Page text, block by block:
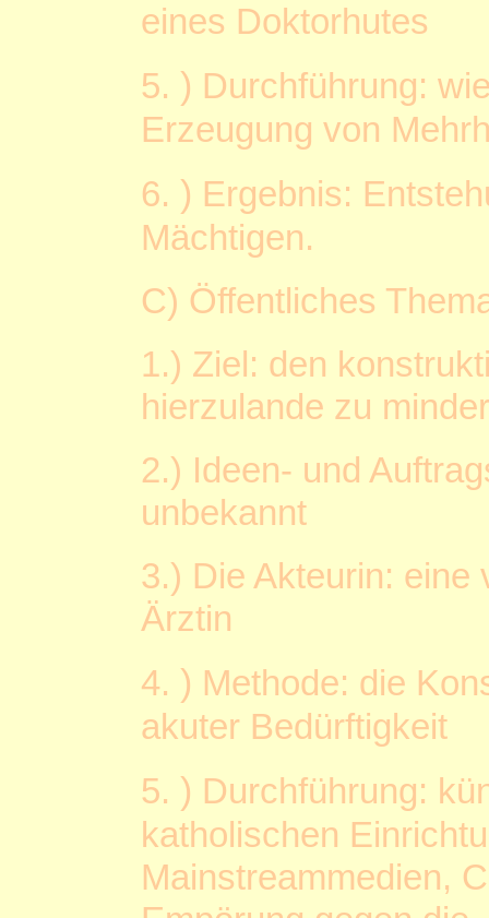
eines Doktorhutes
5. ) Durchführung:
Erzeugung von
6. ) Ergebnis:
Mächtigen.
C) Öffentliches
1.) Ziel: den
hierzulande zu
2.) Ideen- und
unbekannt
3.) Die Akteurin: eine
Ärztin
4. ) Methode: die
akuter Bedürftigkeit
5. ) Durchführung:
katholischen
Mainstreammedien,